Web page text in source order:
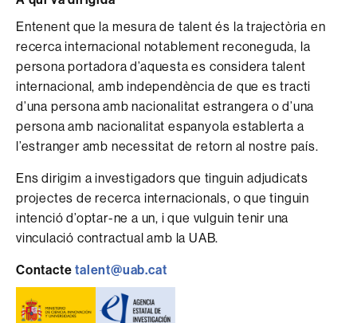
Entenent que la mesura de talent és la trajectòria en
recerca internacional notablement reconeguda, la
persona portadora d’aquesta es considera talent
internacional, amb independència de que es tracti
d’una persona amb nacionalitat estrangera o d’una
persona amb nacionalitat espanyola establerta a
l’estranger amb necessitat de retorn al nostre país.
Ens dirigim a investigadors que tinguin adjudicats
projectes de recerca internacionals, o que tinguin
intenció d’optar-ne a un, i que vulguin tenir una
vinculació contractual amb la UAB.
Contactetalent@uab.cat